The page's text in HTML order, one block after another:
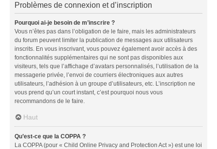
Problèmes de connexion et d’inscription
Pourquoi ai-je besoin de m’inscrire ?
Vous n’êtes pas dans l’obligation de le faire, mais les administrateurs
du forum peuvent limiter la publication de messages aux utilisateurs
inscrits. En vous inscrivant, vous pouvez également avoir accès à des
fonctionnalités supplémentaires qui ne sont pas disponibles aux
visiteurs, tels que l’affichage d’avatars personnalisés, l’utilisation de la
messagerie privée, l’envoi de courriers électroniques aux autres
utilisateurs, l’adhésion à un groupe d’utilisateurs, etc. L’inscription ne
vous prend qu’un court instant, c’est pourquoi nous vous
recommandons de le faire.
Haut
Qu’est-ce que la COPPA ?
La COPPA (pour « Child Online Privacy and Protection Act ») est une loi